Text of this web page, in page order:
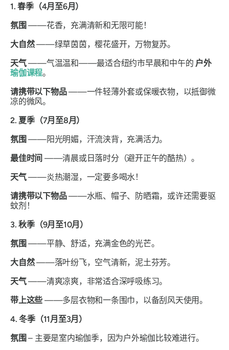
1. 春季（4月至6月）
氛围 ——花香，充满清新和无限可能！
大自然——绿草茵茵，樱花盛开，万物复苏。
天气——气温温和——最适合纽约市早晨和中午的 户外
瑜伽课程。
请携带以下物品——一件轻薄外套或保暖衣物，以抵御微
凉的微风。
2. 夏季（7月至8月）
氛围 ——阳光明媚，汗流浃背，充满活力。
最佳时间 ——清晨或日落时分（避开正午的酷热）。
天气——炎热潮湿，一定要多喝水！
请携带以下物品——水瓶、帽子、防晒霜，或许还需要驱
蚊剂！
3. 秋季（9月至10月）
氛围——平静、舒适，充满金色的光芒。
大自然——落叶纷飞，空气清新，泥土芬芳。
天气——清爽凉爽，非常适合深呼吸练习。
带上这些 ——多层衣物和一条围巾，以备刮风天使用。
4. 冬季（11月至3月）
氛围 – 主要是室内瑜伽季，因为户外瑜伽比较难进行。